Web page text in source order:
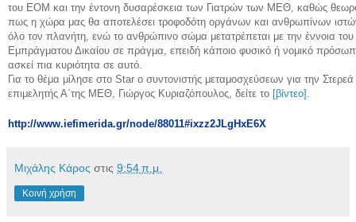
του ΕΟΜ και την έντονη δυσαρέσκεια των Γιατρών των ΜΕΘ, καθώς
πως η χώρα μας θα αποτελέσει τροφοδότη οργάνων και ανθρωπίνων
όλο τον πλανήτη, ενώ το ανθρώπινο σώμα μετατρέπεται με την έννοια του
Εμπράγματου Δικαίου σε πράγμα, επειδή κάποιο φυσικό ή νομικό
ασκεί πια κυριότητα σε αυτό.
Για το θέμα μίλησε στο Star ο συντονιστής μεταμοσχεύσεων για την Στερεά
επιμελητής Α΄της ΜΕΘ, Γιώργος Κυριαζόπουλος, δείτε το [βίντεο].
http://www.iefimerida.gr/node/88011#ixzz2JLgHxE6X
Μιχάλης Κάρος στις 9:54 π.μ.
Κοινή χρήση